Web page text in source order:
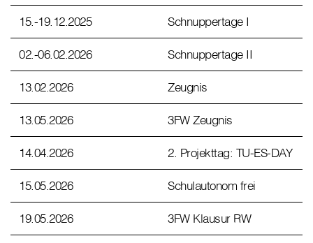
15.-19.12.2025 Schnuppertage I
02.-06.02.2026 Schnuppertage II
13.02.2026 Zeugnis
13.05.2026 3FW Zeugnis
14.04.2026 2. Projekttag: TU-ES-DAY
15.05.2026 Schulautonom frei
19.05.2026 3FW Klausur RW